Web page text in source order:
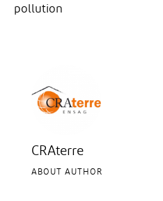
pollution
CRAterre
ABOUT AUTHOR